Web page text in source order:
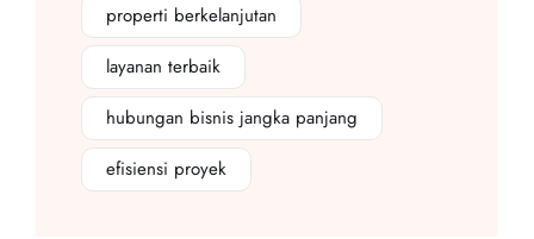
properti berkelanjutan
layanan terbaik
hubungan bisnis jangka panjang
efisiensi proyek